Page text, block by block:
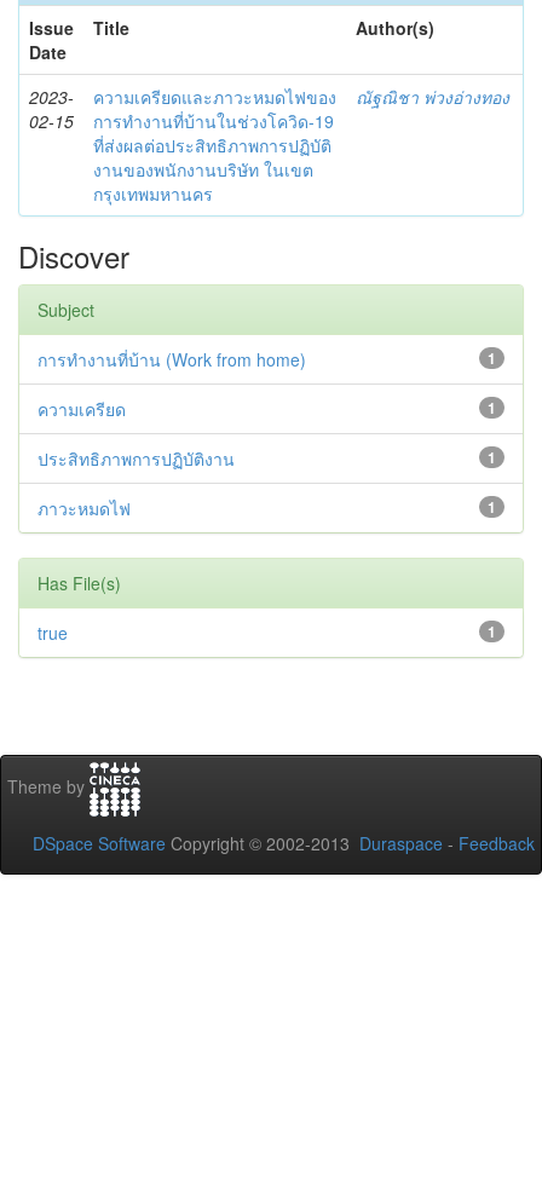
Issue
Date
Title Author(s)
2023-
02-15
ความเครียดและภาวะหมดไฟของ
การทำงานที่บ้านในช่วงโควิด-19
ที่ส่งผลต่อประสิทธิภาพการปฏิบัติ
งานของพนักงานบริษัท ในเขต
กรุงเทพมหานคร
ณัฐณิชา พ่วงอ่างทอง
Discover
Subject
1
การทำงานที่บ้าน (Work from home)
1
ความเครียด
1
ประสิทธิภาพการปฏิบัติงาน
1
ภาวะหมดไฟ
Has File(s)
1
true
Theme by
DSpace Software Copyright © 2002-2013 Duraspace - Feedback